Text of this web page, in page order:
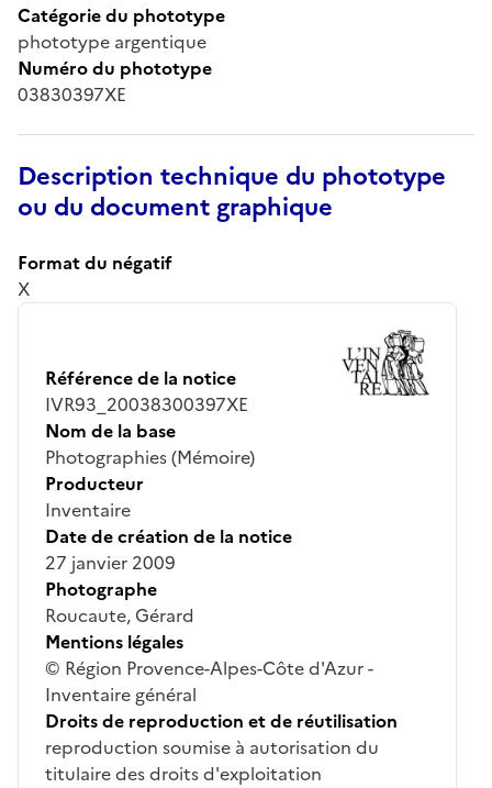
Catégorie du phototype
phototype argentique
Numéro du phototype
03830397XE
Description technique du phototype
ou du document graphique
Format du négatif
X
Référence de la notice
IVR93_20038300397XE
Nom de la base
Photographies (Mémoire)
Producteur
Inventaire
Date de création de la notice
27 janvier 2009
Photographe
Roucaute, Gérard
Mentions légales
© Région Provence-Alpes-Côte d'Azur -
Inventaire général
Droits de reproduction et de réutilisation
reproduction soumise à autorisation du
titulaire des droits d'exploitation